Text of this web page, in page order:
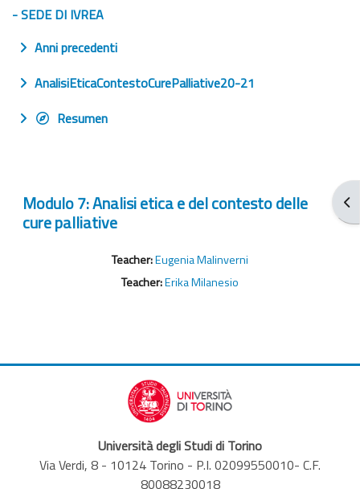
- SEDE DI IVREA
Anni precedenti
AnalisiEticaContestoCurePalliative20-21
Resumen
Modulo 7: Analisi etica e del contesto delle
cure palliative
Teacher:Eugenia Malinverni
Teacher:Erika Milanesio
Università degli Studi di Torino
Via Verdi, 8 - 10124 Torino - P.I. 02099550010- C.F.
80088230018